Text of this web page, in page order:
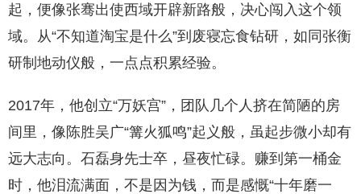
起，便像张骞出使西域开辟新路般，决心闯入这个领
域。从“不知道淘宝是什么”到废寝忘食钻研，如同张衡
研制地动仪般，一点点积累经验。
2017年，他创立“万妖宫”，团队几个人挤在简陋的房
间里，像陈胜吴广“篝火狐鸣”起义般，虽起步微小却有
远大志向。石磊身先士卒，昼夜忙碌。赚到第一桶金
时，他泪流满面，不是因为钱，而是感慨“十年磨一